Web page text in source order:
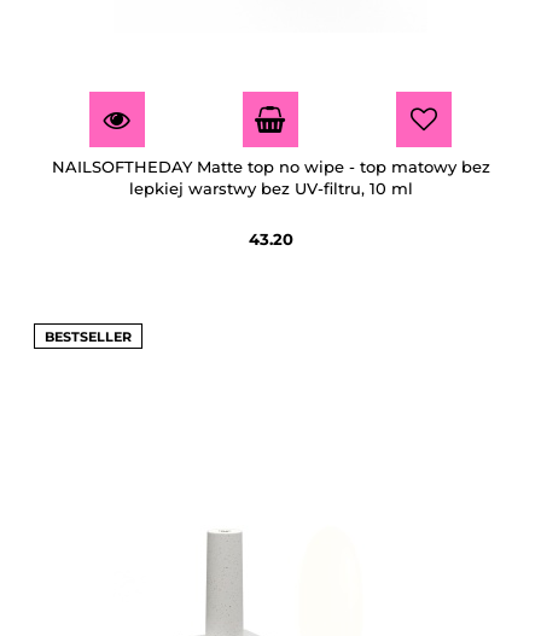
NAILSOFTHEDAY Matte top no wipe - top matowy bez
lepkiej warstwy bez UV-filtru, 10 ml
43.20
BESTSELLER